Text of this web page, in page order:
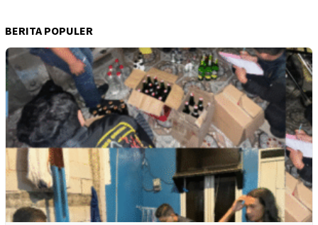
BERITA POPULER